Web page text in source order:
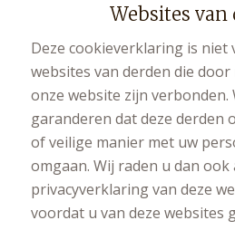
Websites van
Deze cookieverklaring is niet
websites van derden die
onze website zijn
garanderen dat deze derden
of veilige manier met uw
omgaan. Wij raden u dan ook
privacyverklaring van deze
voordat u van deze websites